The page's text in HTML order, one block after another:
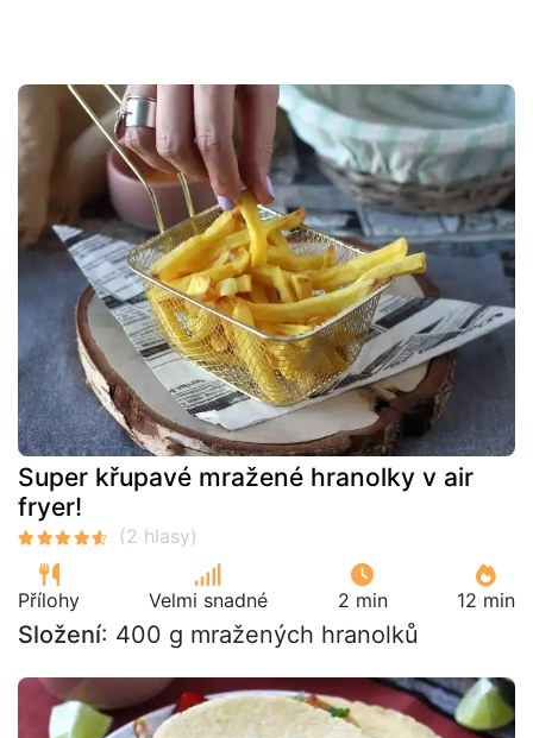
Super křupavé mražené hranolky v air
fryer!
Přílohy Velmi snadné 2 min 12 min
Složení: 400 g mražených hranolků